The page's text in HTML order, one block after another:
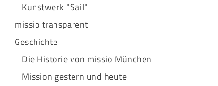
Kunstwerk "Sail"
missio transparent
Geschichte
Die Historie von missio München
Mission gestern und heute